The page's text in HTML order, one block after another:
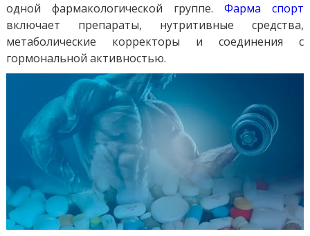
одной фармакологической группе.Фарма спорт
включает препараты, нутритивные средства,
метаболические корректоры и соединения с
гормональной активностью.